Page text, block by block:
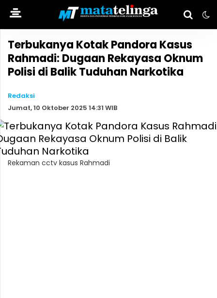
Terbukanya Kotak Pandora Kasus
Rahmadi: Dugaan Rekayasa Oknum
Polisi di Balik Tuduhan Narkotika
Redaksi
Jumat, 10 Oktober 2025 14:31 WIB
Rekaman cctv kasus Rahmadi